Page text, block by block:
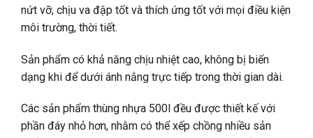
nứt vỡ, chịu va đập tốt và thích ứng tốt với mọi điều kiện
môi trường, thời tiết.
Sản phẩm có khả năng chịu nhiệt cao, không bị biến
dạng khi để dưới ánh nắng trực tiếp trong thời gian dài.
Các sản phẩm thùng nhựa 500l đều được thiết kế với
phần đáy nhỏ hơn, nhằm có thể xếp chồng nhiều sản